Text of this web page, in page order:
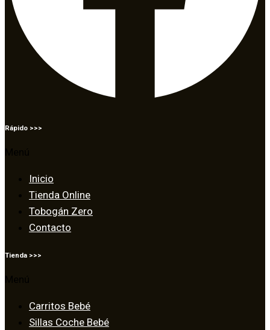
Rápido >>>
Inicio
Tienda Online
Tobogán Zero
Contacto
Tienda >>>
Carritos Bebé
Sillas Coche Bebé